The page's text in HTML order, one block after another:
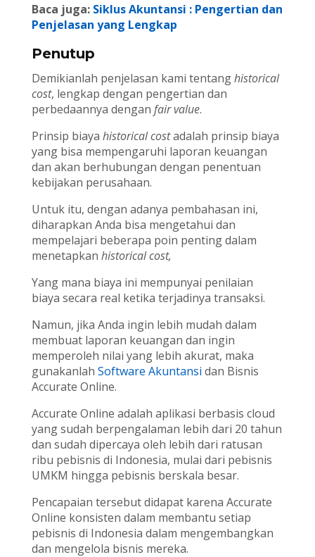
Baca juga: Siklus Akuntansi : Pengertian dan
Penjelasan yang Lengkap
Penutup
Demikianlah penjelasan kami tentanghistorical
cost, lengkap dengan pengertian dan
perbedaannya dengan fair value.
Prinsip biaya historical costadalah prinsip biaya
yang bisa mempengaruhi laporan keuangan
dan akan berhubungan dengan penentuan
kebijakan perusahaan.
Untuk itu, dengan adanya pembahasan ini,
diharapkan Anda bisa mengetahui dan
mempelajari beberapa poin penting dalam
menetapkan historical cost,
Yang mana biaya ini mempunyai penilaian
biaya secara real ketika terjadinya transaksi.
Namun, jika Anda ingin lebih mudah dalam
membuat laporan keuangan dan ingin
memperoleh nilai yang lebih akurat, maka
gunakanlah Software Akuntansi dan Bisnis
Accurate Online.
Accurate Online adalah aplikasi berbasis cloud
yang sudah berpengalaman lebih dari 20 tahun
dan sudah dipercaya oleh lebih dari ratusan
ribu pebisnis di Indonesia, mulai dari pebisnis
UMKM hingga pebisnis berskala besar.
Pencapaian tersebut didapat karena Accurate
Online konsisten dalam membantu setiap
pebisnis di Indonesia dalam mengembangkan
dan mengelola bisnis mereka.